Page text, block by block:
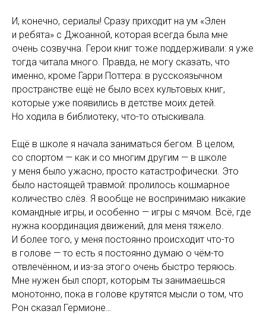
И, конечно, сериалы! Сразу приходит на ум «Элен
и ребята» с Джоанной, которая всегда была мне
очень созвучна. Герои книг тоже поддерживали: я уже
тогда читала много. Правда, не могу сказать, что
именно, кроме Гарри Поттера: в русскоязычном
пространстве ещё не было всех культовых книг,
которые уже появились в детстве моих детей.
Но ходила в библиотеку, что-то отыскивала.
Ещё в школе я начала заниматься бегом. В целом,
со спортом — как и со многим другим — в школе
у меня было ужасно, просто катастрофически. Это
было настоящей травмой: пролилось кошмарное
количество слёз. Я вообще не воспринимаю никакие
командные игры, и особенно — игры с мячом. Всё, где
нужна координация движений, для меня тяжело.
И более того, у меня постоянно происходит что-то
в голове — то есть я постоянно думаю о чём-то
отвлечённом, и из-за этого очень быстро теряюсь.
Мне нужен был спорт, которым ты занимаешься
монотонно, пока в голове крутятся мысли о том, что
Рон сказал Гермионе…